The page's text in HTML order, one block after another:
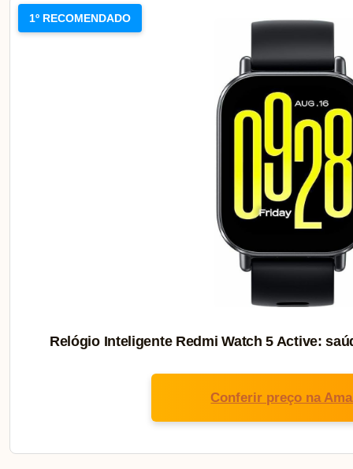
1º RECOMENDADO
Relógio Inteligente Redmi Watch 5 Active:
Conferir preço na